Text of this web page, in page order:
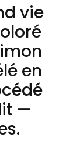
vie
en
—